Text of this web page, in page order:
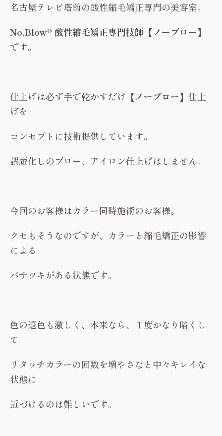
名古屋テレビ塔前の酸性縮毛矯正専門の美容室。
No.Blow® 酸性縮毛矯正専門技師【ノーブロー】
です。
仕上げは必ず手で乾かすだけ 【ノーブロー】 仕上
げを
コンセプトに技術提供しています。
誤魔化しのブロー、アイロン仕上げはしません。
今回のお客様はカラー同時施術のお客様。
クセもそうなのですが、カラーと縮毛矯正の影響
による
パサツキがある状態です。
色の退色も激しく、本来なら、１度かなり暗くし
て
リタッチカラーの回数を増やさなと中々キレイな
状態に
近づけるのは難しいです。